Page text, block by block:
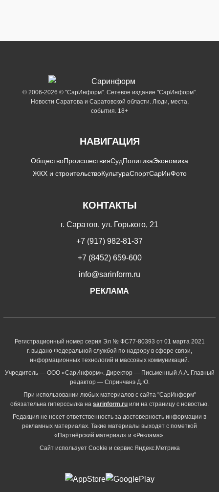
© 2006-2026 © "СарИнформ". Сетевое издание "СарИнформ".
Новости Саратова и Саратовской области. Люди, места,
события. 18+
НАВИГАЦИЯ
ОбществоПроисшествияСудПолитикаЭкономика
ЖКХ и строительствоКультураСпортСарИнФото
КОНТАКТЫ
г. Саратов, ул. Горького, 21
+7 (917) 982-81-37
+7 (8452) 659-600
info@sarinform.ru
РЕКЛАМА
Регистрационный номер серия Эл № ФС77-80393 от 01 марта 2021
г. выдано Федеральной службой по надзору в сфере связи,
информационных технологий и массовых коммуникаций.
Учредитель — ООО «СарИнформ». Директор — Письменный А.А. Главный
редактор — Спринчанэ Д.Ю.
При использовании любых материалов с сайта "СарИнформ"
обязательна гиперссылка на sarinform.ru или на страницу с новостью.
Редакция не несет ответственность за достоверность информации в
рекламных материалах. Такие материалы выходят с пометкой
«Партнёрский материал» и «Реклама».
Сайт использует Cookie и сервиc Яндекс.Метрика